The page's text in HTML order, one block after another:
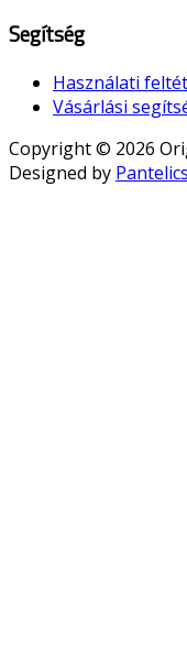
Segítség
Használati
Vásárlási
Copyright © 2026
Designed by